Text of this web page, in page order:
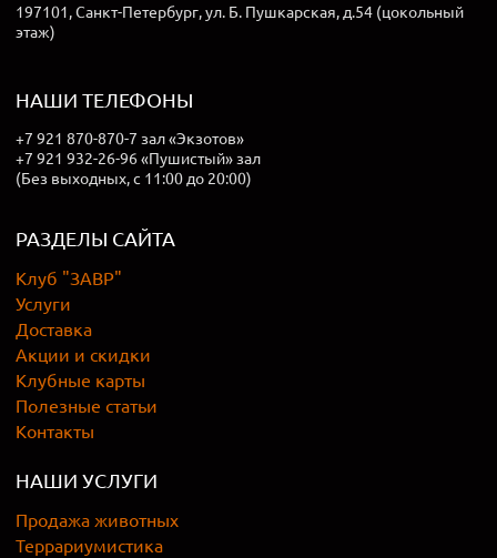
197101, Санкт-Петербург, ул. Б. Пушкарская, д.54 (цокольный
этаж)
НАШИ ТЕЛЕФОНЫ
+7 921 870-870-7 зал «Экзотов»
+7 921 932-26-96 «Пушистый» зал
(Без выходных, с 11:00 до 20:00)
РАЗДЕЛЫ САЙТА
Клуб "ЗАВР"
Услуги
Доставка
Акции и скидки
Клубные карты
Полезные статьи
Контакты
НАШИ УСЛУГИ
Продажа животных
Террариумистика